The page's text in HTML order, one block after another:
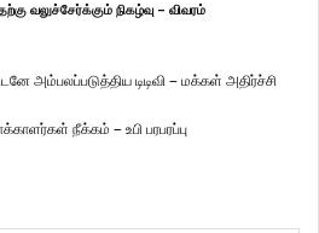
வலுச்சேர்க்கும் நிகழ்வு – விவரம்
அம்பலப்படுத்திய டிடிவி – மக்கள் அதிர்ச்சி
நீக்கம் – உபி பரபரப்பு